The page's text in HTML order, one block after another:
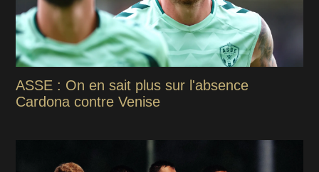
ASSE : On en sait plus sur l'absence
Cardona contre Venise